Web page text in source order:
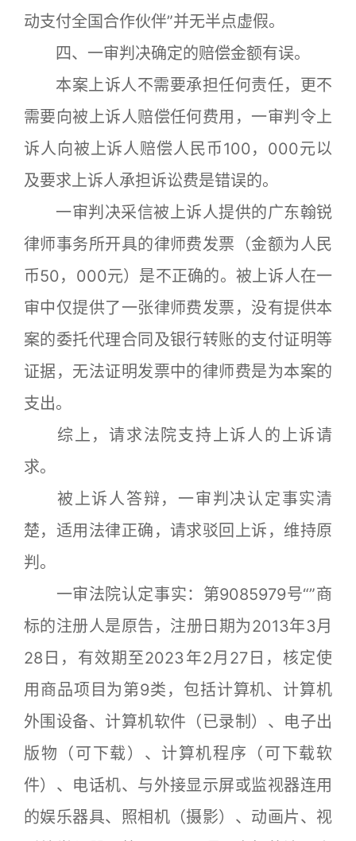
动支付全国合作伙伴”并无半点虚假。
四、一审判决确定的赔偿金额有误。
本案上诉人不需要承担任何责任，更不
需要向被上诉人赔偿任何费用，一审判令上
诉人向被上诉人赔偿人民币100，000元以
及要求上诉人承担诉讼费是错误的。
一审判决采信被上诉人提供的广东翰锐
律师事务所开具的律师费发票（金额为人民
币50，000元）是不正确的。被上诉人在一
审中仅提供了一张律师费发票，没有提供本
案的委托代理合同及银行转账的支付证明等
证据，无法证明发票中的律师费是为本案的
支出。
综上，请求法院支持上诉人的上诉请
求。
被上诉人答辩，一审判决认定事实清
楚，适用法律正确，请求驳回上诉，维持原
判。
一审法院认定事实：第9085979号“”商
标的注册人是原告，注册日期为2013年3月
28日，有效期至2023年2月27日，核定使
用商品项目为第9类，包括计算机、计算机
外围设备、计算机软件（已录制）、电子出
版物（可下载）、计算机程序（可下载软
件）、电话机、与外接显示屏或监视器连用
的娱乐器具、照相机（摄影）、动画片、视